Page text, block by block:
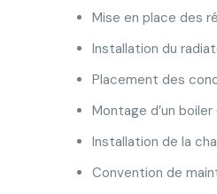
Mise en place des
Installation du
Placement des
Montage d’un
Installation de la
Convention de